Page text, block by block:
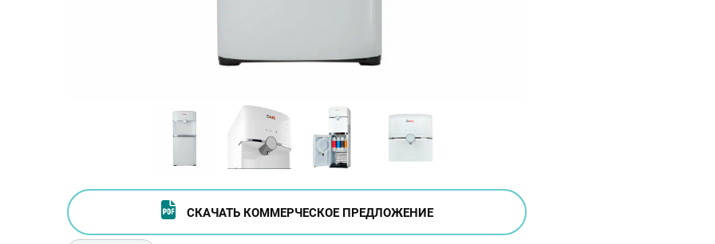
СКАЧАТЬ КОММЕРЧЕСКОЕ ПРЕДЛОЖЕНИЕ